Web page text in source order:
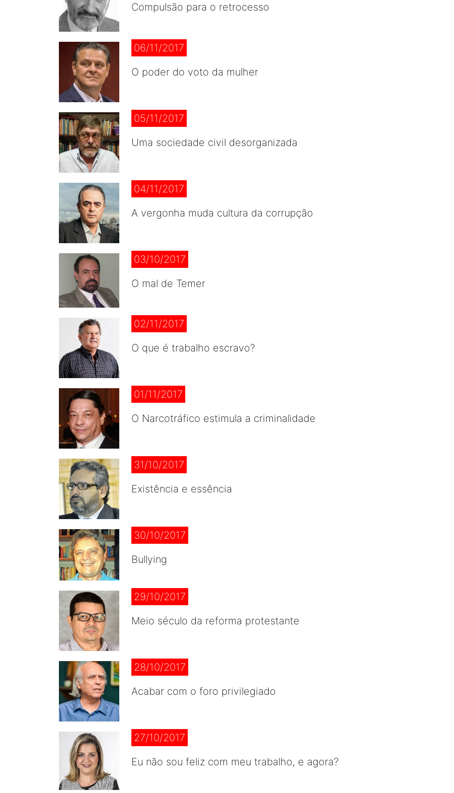
Compulsão para o retrocesso
06/11/2017
O poder do voto da mulher
05/11/2017
Uma sociedade civil desorganizada
04/11/2017
A vergonha muda cultura da corrupção
03/10/2017
O mal de Temer
02/11/2017
O que é trabalho escravo?
01/11/2017
O Narcotráfico estimula a criminalidade
31/10/2017
Existência e essência
30/10/2017
Bullying
29/10/2017
Meio século da reforma protestante
28/10/2017
Acabar com o foro privilegiado
27/10/2017
Eu não sou feliz com meu trabalho, e agora?